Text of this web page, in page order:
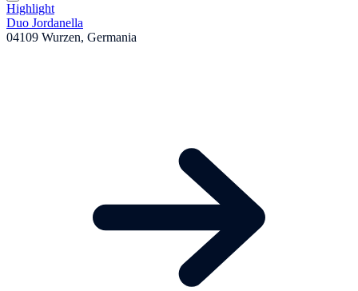
Highlight
Duo Jordanella
04109 Wurzen, Germania